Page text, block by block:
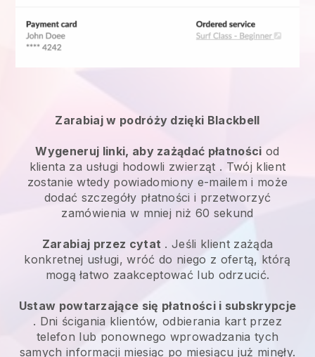
Zarabiaj w podróży dzięki Blackbell
Wygeneruj linki, aby zażądać płatności od
klienta za usługi hodowli zwierząt . Twój klient
zostanie wtedy powiadomiony e-mailem i może
dodać szczegóły płatności i przetworzyć
zamówienia w mniej niż 60 sekund
Zarabiaj przez cytat . Jeśli klient zażąda
konkretnej usługi, wróć do niego z ofertą, którą
mogą łatwo zaakceptować lub odrzucić.
Ustaw powtarzające się płatności i subskrypcje
. Dni ścigania klientów, odbierania kart przez
telefon lub ponownego wprowadzania tych
samych informacji miesiąc po miesiącu już minęły.